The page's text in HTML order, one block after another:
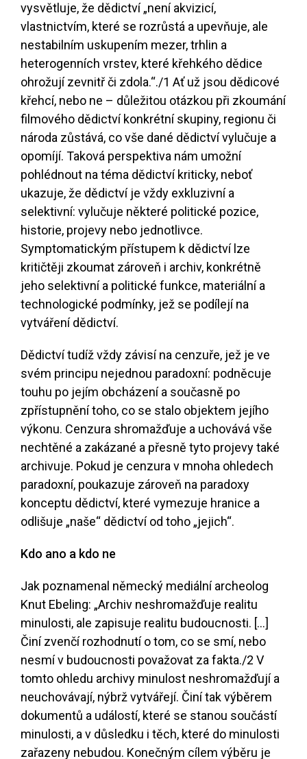
vysvětluje, že dědictví „není akvizicí,
vlastnictvím, které se rozrůstá a upevňuje, ale
nestabilním uskupením mezer, trhlin a
heterogenních vrstev, které křehkého dědice
ohrožují zevnitř či zdola.“./1 Ať už jsou dědicové
křehcí, nebo ne – důležitou otázkou při zkoumání
filmového dědictví konkrétní skupiny, regionu či
národa zůstává, co vše dané dědictví vylučuje a
opomíjí. Taková perspektiva nám umožní
pohlédnout na téma dědictví kriticky, neboť
ukazuje, že dědictví je vždy exkluzivní a
selektivní: vylučuje některé politické pozice,
historie, projevy nebo jednotlivce.
Symptomatickým přístupem k dědictví lze
kritičtěji zkoumat zároveň i archiv, konkrétně
jeho selektivní a politické funkce, materiální a
technologické podmínky, jež se podílejí na
vytváření dědictví.
Dědictví tudíž vždy závisí na cenzuře, jež je ve
svém principu nejednou paradoxní: podněcuje
touhu po jejím obcházení a současně po
zpřístupnění toho, co se stalo objektem jejího
výkonu. Cenzura shromažďuje a uchovává vše
nechtěné a zakázané a přesně tyto projevy také
archivuje. Pokud je cenzura v mnoha ohledech
paradoxní, poukazuje zároveň na paradoxy
konceptu dědictví, které vymezuje hranice a
odlišuje „naše“ dědictví od toho „jejich“.
Kdo ano a kdo ne
Jak poznamenal německý mediální archeolog
Knut Ebeling: „Archiv neshromažďuje realitu
minulosti, ale zapisuje realitu budoucnosti. […]
Činí zvenčí rozhodnutí o tom, co se smí, nebo
nesmí v budoucnosti považovat za fakta./2 V
tomto ohledu archivy minulost neshromažďují a
neuchovávají, nýbrž vytvářejí. Činí tak výběrem
dokumentů a událostí, které se stanou součástí
minulosti, a v důsledku i těch, které do minulosti
zařazeny nebudou. Konečným cílem výběru je